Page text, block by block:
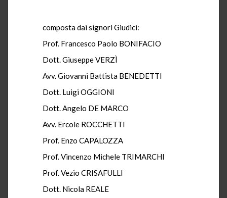
composta dai signori Giudici:
Prof. Francesco Paolo BONIFACIO
Dott. Giuseppe VERZÌ
Avv. Giovanni Battista BENEDETTI
Dott. Luigi OGGIONI
Dott. Angelo DE MARCO
Avv. Ercole ROCCHETTI
Prof. Enzo CAPALOZZA
Prof. Vincenzo Michele TRIMARCHI
Prof. Vezio CRISAFULLI
Dott. Nicola REALE